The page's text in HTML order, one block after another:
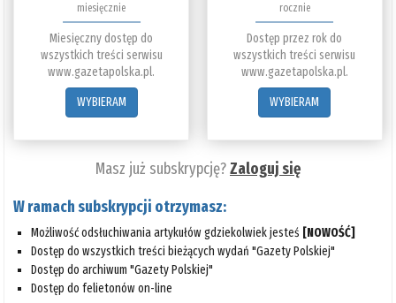
miesięcznie
Miesięczny dostęp do
wszystkich treści serwisu
www.gazetapolska.pl.
WYBIERAM
rocznie
Dostęp przez rok do
wszystkich treści serwisu
www.gazetapolska.pl.
WYBIERAM
Masz już subskrypcję?Zaloguj się
W ramach subskrypcji otrzymasz:
Możliwość odsłuchiwania artykułów gdziekolwiek jesteś [NOWOŚĆ]
Dostęp do wszystkich treści bieżących wydań "Gazety Polskiej"
Dostęp do archiwum "Gazety Polskiej"
Dostęp do felietonów on-line